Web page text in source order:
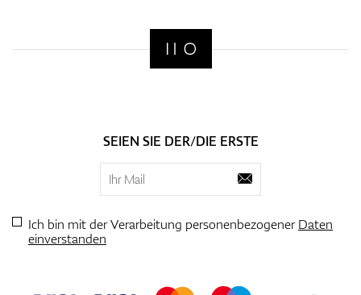
SEIEN SIE DER/DIE ERSTE
Ich bin mit der Verarbeitung personenbezogenerDaten
einverstanden